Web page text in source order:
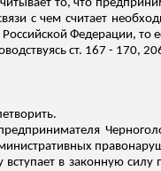
то, что
с чем считает
Федерации, то
ст. 167 - 170,
в законную